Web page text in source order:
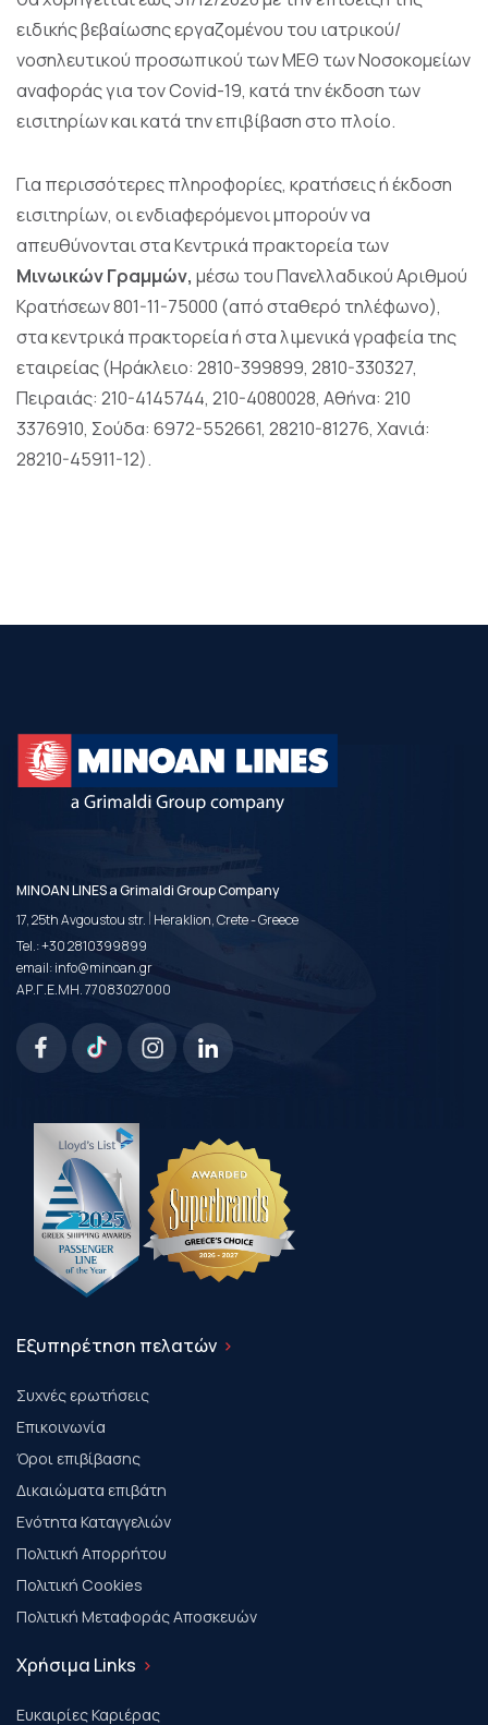
ειδικής βεβαίωσης εργαζομένου του ιατρικού/
νοσηλευτικού προσωπικού των ΜΕΘ των Νοσοκομείων
αναφοράς για τον Covid-19, κατά την έκδοση των
εισιτηρίων και κατά την επιβίβαση στο πλοίο.
Για περισσότερες πληροφορίες, κρατήσεις ή έκδοση
εισιτηρίων, οι ενδιαφερόμενοι μπορούν να
απευθύνονται στα Κεντρικά πρακτορεία των
Μινωικών Γραμμών, μέσω του Πανελλαδικού Αριθμού
Κρατήσεων 801-11-75000 (από σταθερό τηλέφωνο),
στα κεντρικά πρακτορεία ή στα λιμενικά γραφεία της
εταιρείας (Ηράκλειο: 2810-399899, 2810-330327,
Πειραιάς: 210-4145744, 210-4080028, Αθήνα: 210
3376910, Σούδα: 6972-552661, 28210-81276, Χανιά:
28210-45911-12).
MINOAN LINES a Grimaldi Group Company
17, 25th Avgoustou str. | Heraklion, Crete - Greece
Tel.:+30 2810399899
email:info@minoan.gr
ΑΡ.Γ.Ε.ΜΗ. 77083027000
Εξυπηρέτηση πελατών
Συχνές ερωτήσεις
Επικοινωνία
Όροι επιβίβασης
Δικαιώματα επιβάτη
Ενότητα Καταγγελιών
Πολιτική Απορρήτου
Πολιτική Cookies
Πολιτική Μεταφοράς Αποσκευών
Χρήσιμα Links
Ευκαιρίες Καριέρας